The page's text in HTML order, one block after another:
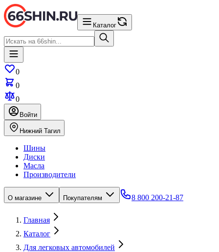
Каталог
0
0
0
Войти
Нижний Тагил
Шины
Диски
Масла
Производители
О магазине Покупателям 8 800 200-21-87
Главная
Каталог
Для легковых автомобилей